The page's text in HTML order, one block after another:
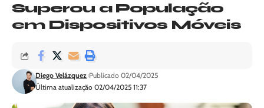
Superou a População
em Dispositivos Móveis
Última atualização 02/04/2025 11:37
Diego Velázquez Publicado 02/04/2025